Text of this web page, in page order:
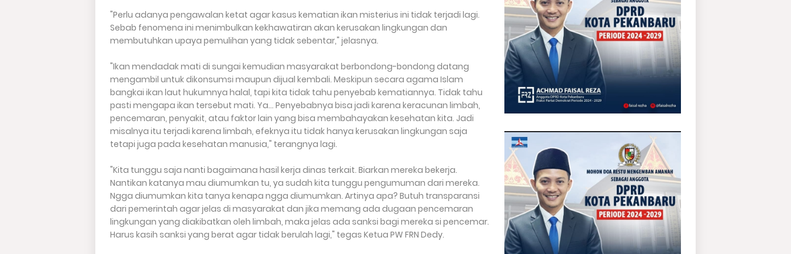
"Perlu adanya pengawalan ketat agar kasus kematian ikan misterius ini tidak terjadi lagi.
Sebab fenomena ini menimbulkan kekhawatiran akan kerusakan lingkungan dan
membutuhkan upaya pemulihan yang tidak sebentar," jelasnya.
"Ikan mendadak mati di sungai kemudian masyarakat berbondong-bondong datang
mengambil untuk dikonsumsi maupun dijual kembali. Meskipun secara agama Islam
bangkai ikan laut hukumnya halal, tapi kita tidak tahu penyebab kematiannya. Tidak tahu
pasti mengapa ikan tersebut mati. Ya... Penyebabnya bisa jadi karena keracunan limbah,
pencemaran, penyakit, atau faktor lain yang bisa membahayakan kesehatan kita. Jadi
misalnya itu terjadi karena limbah, efeknya itu tidak hanya kerusakan lingkungan saja
tetapi juga pada kesehatan manusia," terangnya lagi.
"Kita tunggu saja nanti bagaimana hasil kerja dinas terkait. Biarkan mereka bekerja.
Nantikan katanya mau diumumkan tu, ya sudah kita tunggu pengumuman dari mereka.
Ngga diumumkan kita tanya kenapa ngga diumumkan. Artinya apa? Butuh transparansi
dari pemerintah agar jelas di masyarakat dan jika memang ada dugaan pencemaran
lingkungan yang diakibatkan oleh limbah, maka jelas ada sanksi bagi mereka si pencemar.
Harus kasih sanksi yang berat agar tidak berulah lagi," tegas Ketua PW FRN Dedy.